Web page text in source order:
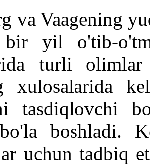
va Vaagening
bir yil o'tib-
turli
xulosalarida
tasdiqlovchi
boshladi.
uchun tadbiq